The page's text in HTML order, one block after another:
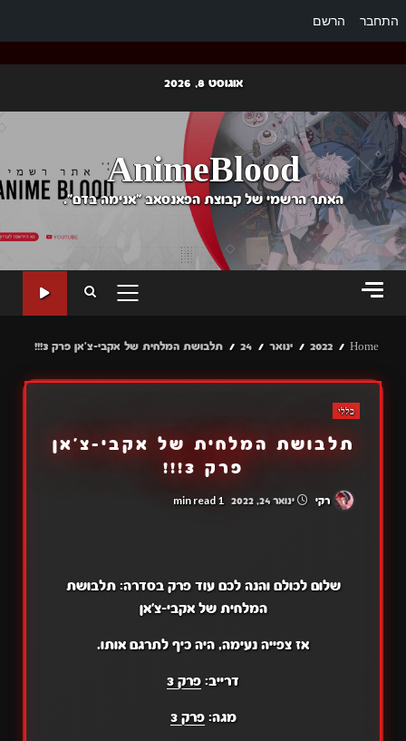
התחבר הרשם
content
אוגוסט 8, 2026
AnimeBlood
האתר הרשמי של קבוצת הפאנסאב "אנימה בדם".
PRIMARY
Home
2022 ינואר 24 תלבושת המלחית של אקבי-צ'אן פרק 3!!!
כללי
תלבושת המלחית של אקבי-צ'אן
פרק 3!!!
רקי ינואר 24, 2022 1 min read
שלום לכולם והנה לכם עוד פרק בסדרה: תלבושת
המלחית של אקבי-צ'אן
אז צפייה נעימה, היה כיף לתרגם אותו.
דרייב: פרק 3
מגה:פרק 3